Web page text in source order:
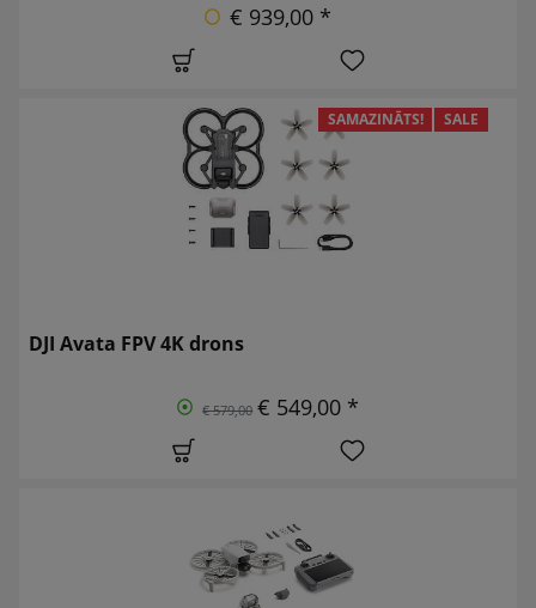
€ 939,00 *
SAMAZINĀTS! SALE
DJI Avata FPV 4K drons
€ 579,00 € 549,00 *